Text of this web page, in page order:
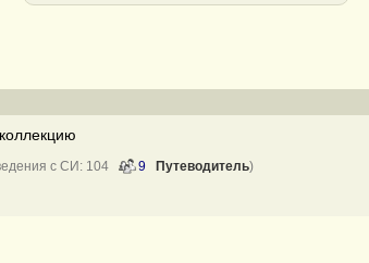
с СИ: 104 9 Путеводитель)